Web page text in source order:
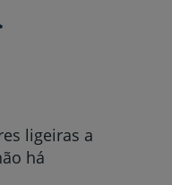
ligeiras a
há